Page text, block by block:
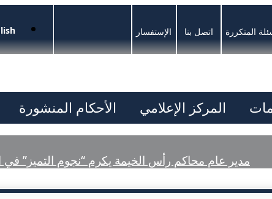
الإستفسار اتصل بنا المتكررة
المركز الإعلامي الأحكام المنشورة
مدير عام محاكم رأس الخيمة يكرم “نجوم التميز” في